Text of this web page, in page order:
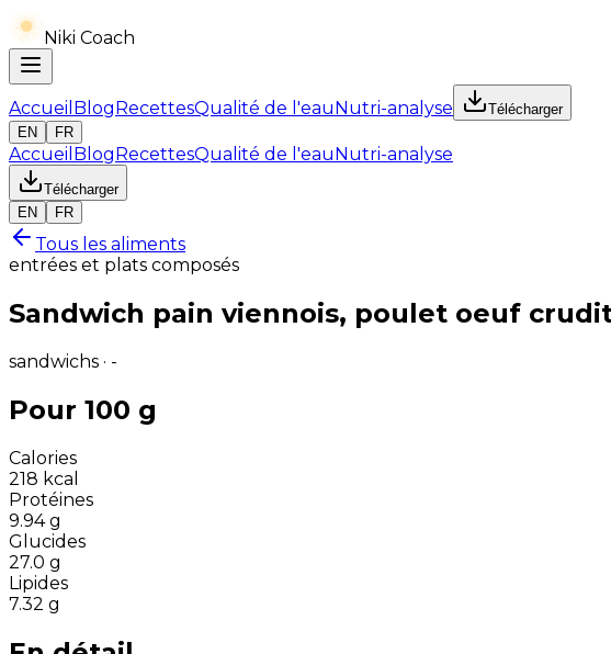
Niki Coach
Accueil BlogRecettesQualité de l'eauNutri-analyse
Télécharger
EN
FR
Accueil BlogRecettesQualité de l'eauNutri-analyse
Télécharger
EN
FR
Tous les aliments
entrées et plats composés
Sandwich pain viennois, poulet oeuf
sandwichs · -
Pour 100 g
Calories
218 kcal
Protéines
9.94 g
Glucides
27.0 g
Lipides
7.32 g